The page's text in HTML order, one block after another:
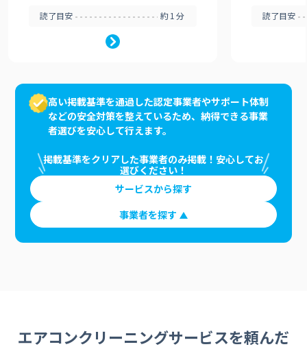
読了目安 約1分 読了目安
高い掲載基準を通過した認定事業者やサポート体制
などの安全対策を整えているため、納得できる事業
者選びを安心して行えます。
掲載基準をクリアした事業者のみ掲載！安心してお
選びください！
サービスから探す
事業者を探す
エアコンクリーニングサービスを頼んだ